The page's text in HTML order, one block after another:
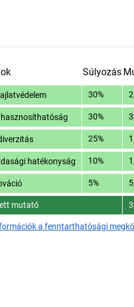
Súlyozás
30%
30%
25%
hatékonyság 10%
5%
mutató
a fenntarthatósági